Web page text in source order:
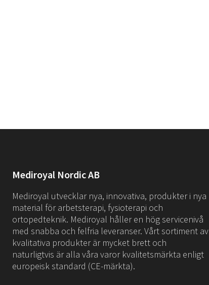
Mediroyal Nordic AB
Mediroyal utvecklar nya, innovativa, produkter i nya
material för arbetsterapi, fysioterapi och
ortopedteknik. Mediroyal håller en hög servicenivå
med snabba och felfria leveranser. Vårt sortiment av
kvalitativa produkter är mycket brett och
naturligtvis är alla våra varor kvalitetsmärkta enligt
europeisk standard (CE-märkta).